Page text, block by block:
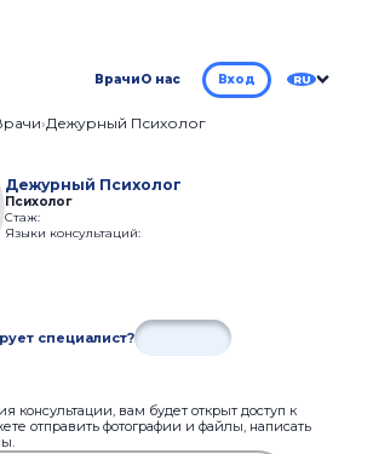
ВрачиО нас Вход RU
Дежурный Психолог
Дежурный Психолог
Психолог
Стаж:
Языки консультаций:
специалист?
консультации, вам будет открыт доступ к
отправить фотографии и файлы, написать